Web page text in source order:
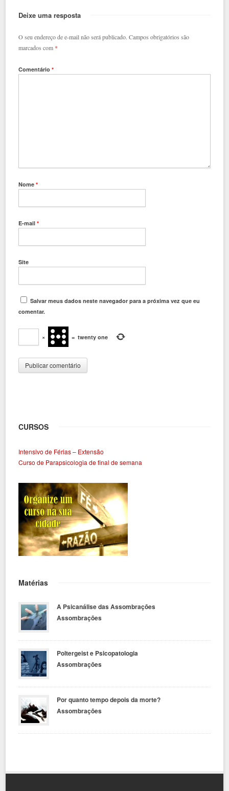
Deixe uma resposta
O seu endereço de e-mail não será publicado. Campos obrigatórios são
marcados com *
Comentário*
Nome*
E-mail*
Site
Salvar meus dados neste navegador para a próxima vez que eu
comentar.
× = twenty one
CURSOS
Intensivo de Férias – Extensão
Curso de Parapsicologia de final de semana
Matérias
A Psicanálise das Assombrações
Assombrações
Poltergeist e Psicopatologia
Assombrações
Por quanto tempo depois da morte?
Assombrações